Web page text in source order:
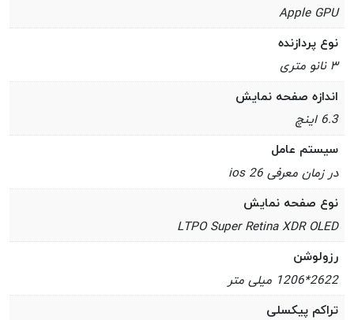
Apple GPU
نوع پردازنده
۳ نانو متری
اندازه صفحه نمایش
6.3 اینچ
سیستم عامل
در زمان معرفی ios 26
نوع صفحه نمایش
LTPO Super Retina XDR OLED
رزولوشن
2622*1206 میلی متر
تراکم پیکسلی